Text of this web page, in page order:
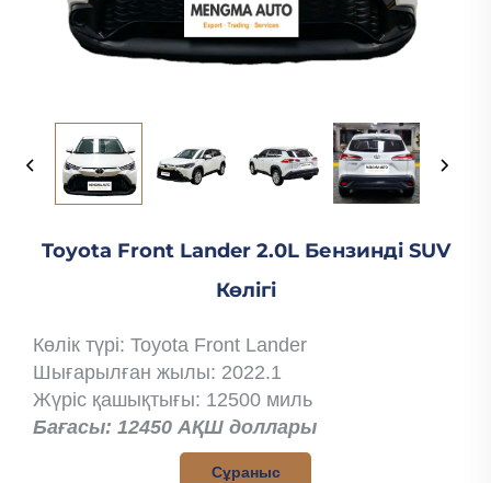
Toyota Front Lander 2.0L Бензинді SUV
Көлігі
Көлік түрі: Toyota Front Lander
Шығарылған жылы: 2022.1
Жүріс қашықтығы: 12500 миль
Бағасы: 12450 АҚШ доллары
Сұраныс